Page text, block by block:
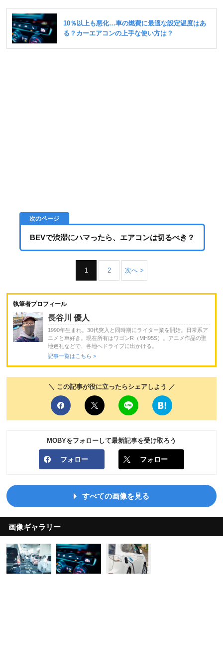
BEVで渋滞にハマったら、エアコンは切るべき？
1 2 次へ >
執筆者プロフィール
長谷川 優人
1990年生まれ。30代突入と同時期にライター業を開始。日常系ア
ニメと車好き。現在所有はワゴンR（MH95S）。アニメ作品の聖
地巡礼などで、各地へドライブに出かける。
記事一覧はこちら >
＼ この記事が役に立ったらシェアしよう ／
MOBYをフォローして最新記事を受け取ろう
フォロー フォロー
すべての画像を見る
画像ギャラリー